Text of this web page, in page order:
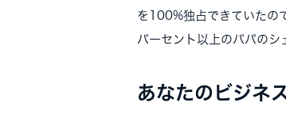
を100%独占できていたの
パーセント以上のパパのシ
あなたのビジネ